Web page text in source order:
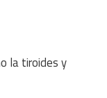
la tiroides y